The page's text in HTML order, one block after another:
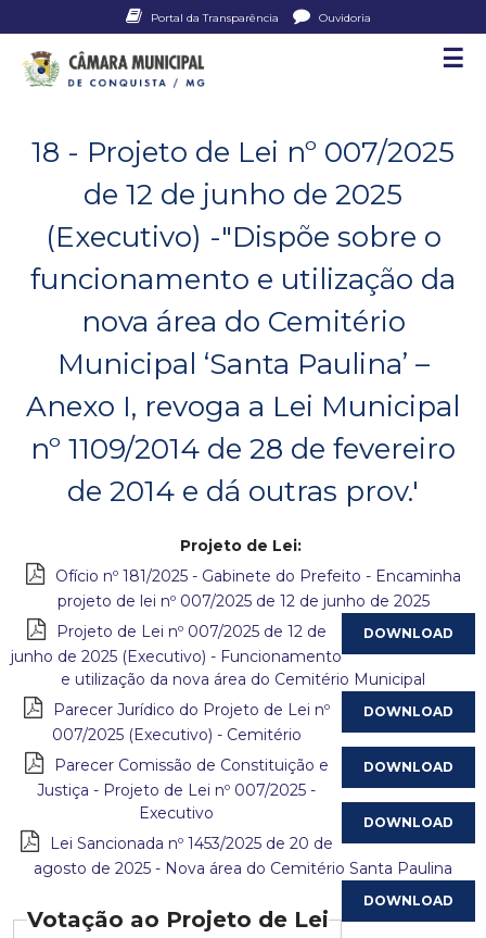
Pular
o
principal
Portal da Transparência Ouvidoria
C
m
u
n
i
p
a
l
d
e
C
☰
18 - Projeto de Lei nº 007/2025
de 12 de junho de 2025
(Executivo) -"Dispõe sobre o
funcionamento e utilização da
nova área do Cemitério
Municipal ‘Santa Paulina’ –
Anexo I, revoga a Lei Municipal
nº 1109/2014 de 28 de fevereiro
de 2014 e dá outras prov.'
Projeto de Lei:
Ofício nº 181/2025 - Gabinete do Prefeito - Encaminha
projeto de lei nº 007/2025 de 12 de junho de 2025
Projeto de Lei nº 007/2025 de 12 de
junho de 2025 (Executivo) - Funcionamento
e utilização da nova área do Cemitério Municipal
Parecer Jurídico do Projeto de Lei nº
007/2025 (Executivo) - Cemitério
Parecer Comissão de Constituição e
Justiça - Projeto de Lei nº 007/2025 -
Executivo
Lei Sancionada nº 1453/2025 de 20 de
agosto de 2025 - Nova área do Cemitério Santa Paulina
Votação ao Projeto de Lei